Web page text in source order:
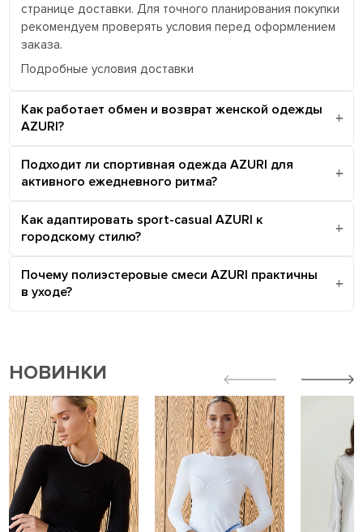
странице доставки. Для точного планирования покупки
рекомендуем проверять условия перед оформлением
заказа.
Подробные условия доставки
Как работает обмен и возврат женской одежды
AZURI?
Подходит ли спортивная одежда AZURI для
активного ежедневного ритма?
Как адаптировать sport-casual AZURI к
городскому стилю?
Почему полиэстеровые смеси AZURI практичны
в уходе?
НОВИНКИ